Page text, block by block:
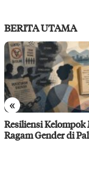
BERITA UTAMA
«
Resiliensi
Ragam Gender di